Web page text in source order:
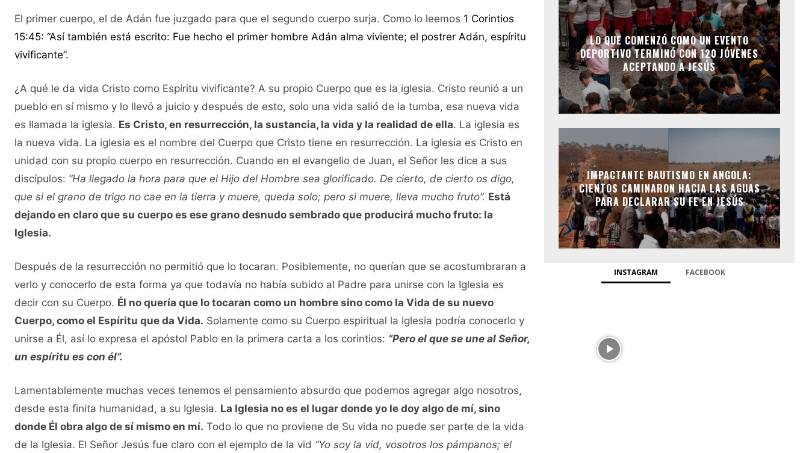
El primer cuerpo, el de Adán fue juzgado para que el segundo cuerpo surja. Como lo leemos 1 Corintios
15:45: “Así también está escrito: Fue hecho el primer hombre Adán alma viviente; el postrer Adán, espíritu
vivificante”.
¿A qué le da vida Cristo como Espíritu vivificante? A su propio Cuerpo que es la iglesia. Cristo reunió a un
pueblo en sí mismo y lo llevó a juicio y después de esto, solo una vida salió de la tumba, esa nueva vida
es llamada la iglesia. Es Cristo, en resurrección, la sustancia, la vida y la realidad de ella. La iglesia es
la nueva vida. La iglesia es el nombre del Cuerpo que Cristo tiene en resurrección. La iglesia es Cristo en
unidad con su propio cuerpo en resurrección. Cuando en el evangelio de Juan, el Señor les dice a sus
discípulos: “Ha llegado la hora para que el Hijo del Hombre sea glorificado. De cierto, de cierto os digo,
que si el grano de trigo no cae en la tierra y muere, queda solo; pero si muere, lleva mucho fruto”. Está
dejando en claro que su cuerpo es ese grano desnudo sembrado que producirá mucho fruto: la
Iglesia.
Después de la resurrección no permitió que lo tocaran. Posiblemente, no querían que se acostumbraran a
verlo y conocerlo de esta forma ya que todavía no había subido al Padre para unirse con la Iglesia es
decir con su Cuerpo. Él no quería que lo tocaran como un hombre sino como la Vida de su nuevo
Cuerpo, como el Espíritu que da Vida. Solamente como su Cuerpo espiritual la Iglesia podría conocerlo y
unirse a Él, así lo expresa el apóstol Pablo en la primera carta a los corintios: “Pero el que se une al Señor,
un espíritu es con él”.
Lamentablemente muchas veces tenemos el pensamiento absurdo que podemos agregar algo nosotros,
desde esta finita humanidad, a su Iglesia. La Iglesia no es el lugar donde yo le doy algo de mí, sino
donde Él obra algo de sí mismo en mí. Todo lo que no proviene de Su vida no puede ser parte de la vida
de la Iglesia. El Señor Jesús fue claro con el ejemplo de la vid “Yo soy la vid, vosotros los pámpanos; el
LO QUE COMENZÓ COMO UN EVENTO
DEPORTIVO TERMINÓ CON 120 JÓVENES
ACEPTANDO A JESÚS
IMPACTANTE BAUTISMO EN ANGOLA:
CIENTOS CAMINARON HACIA LAS AGUAS
PARA DECLARAR SU FE EN JESÚS
INSTAGRAM FACEBOOK